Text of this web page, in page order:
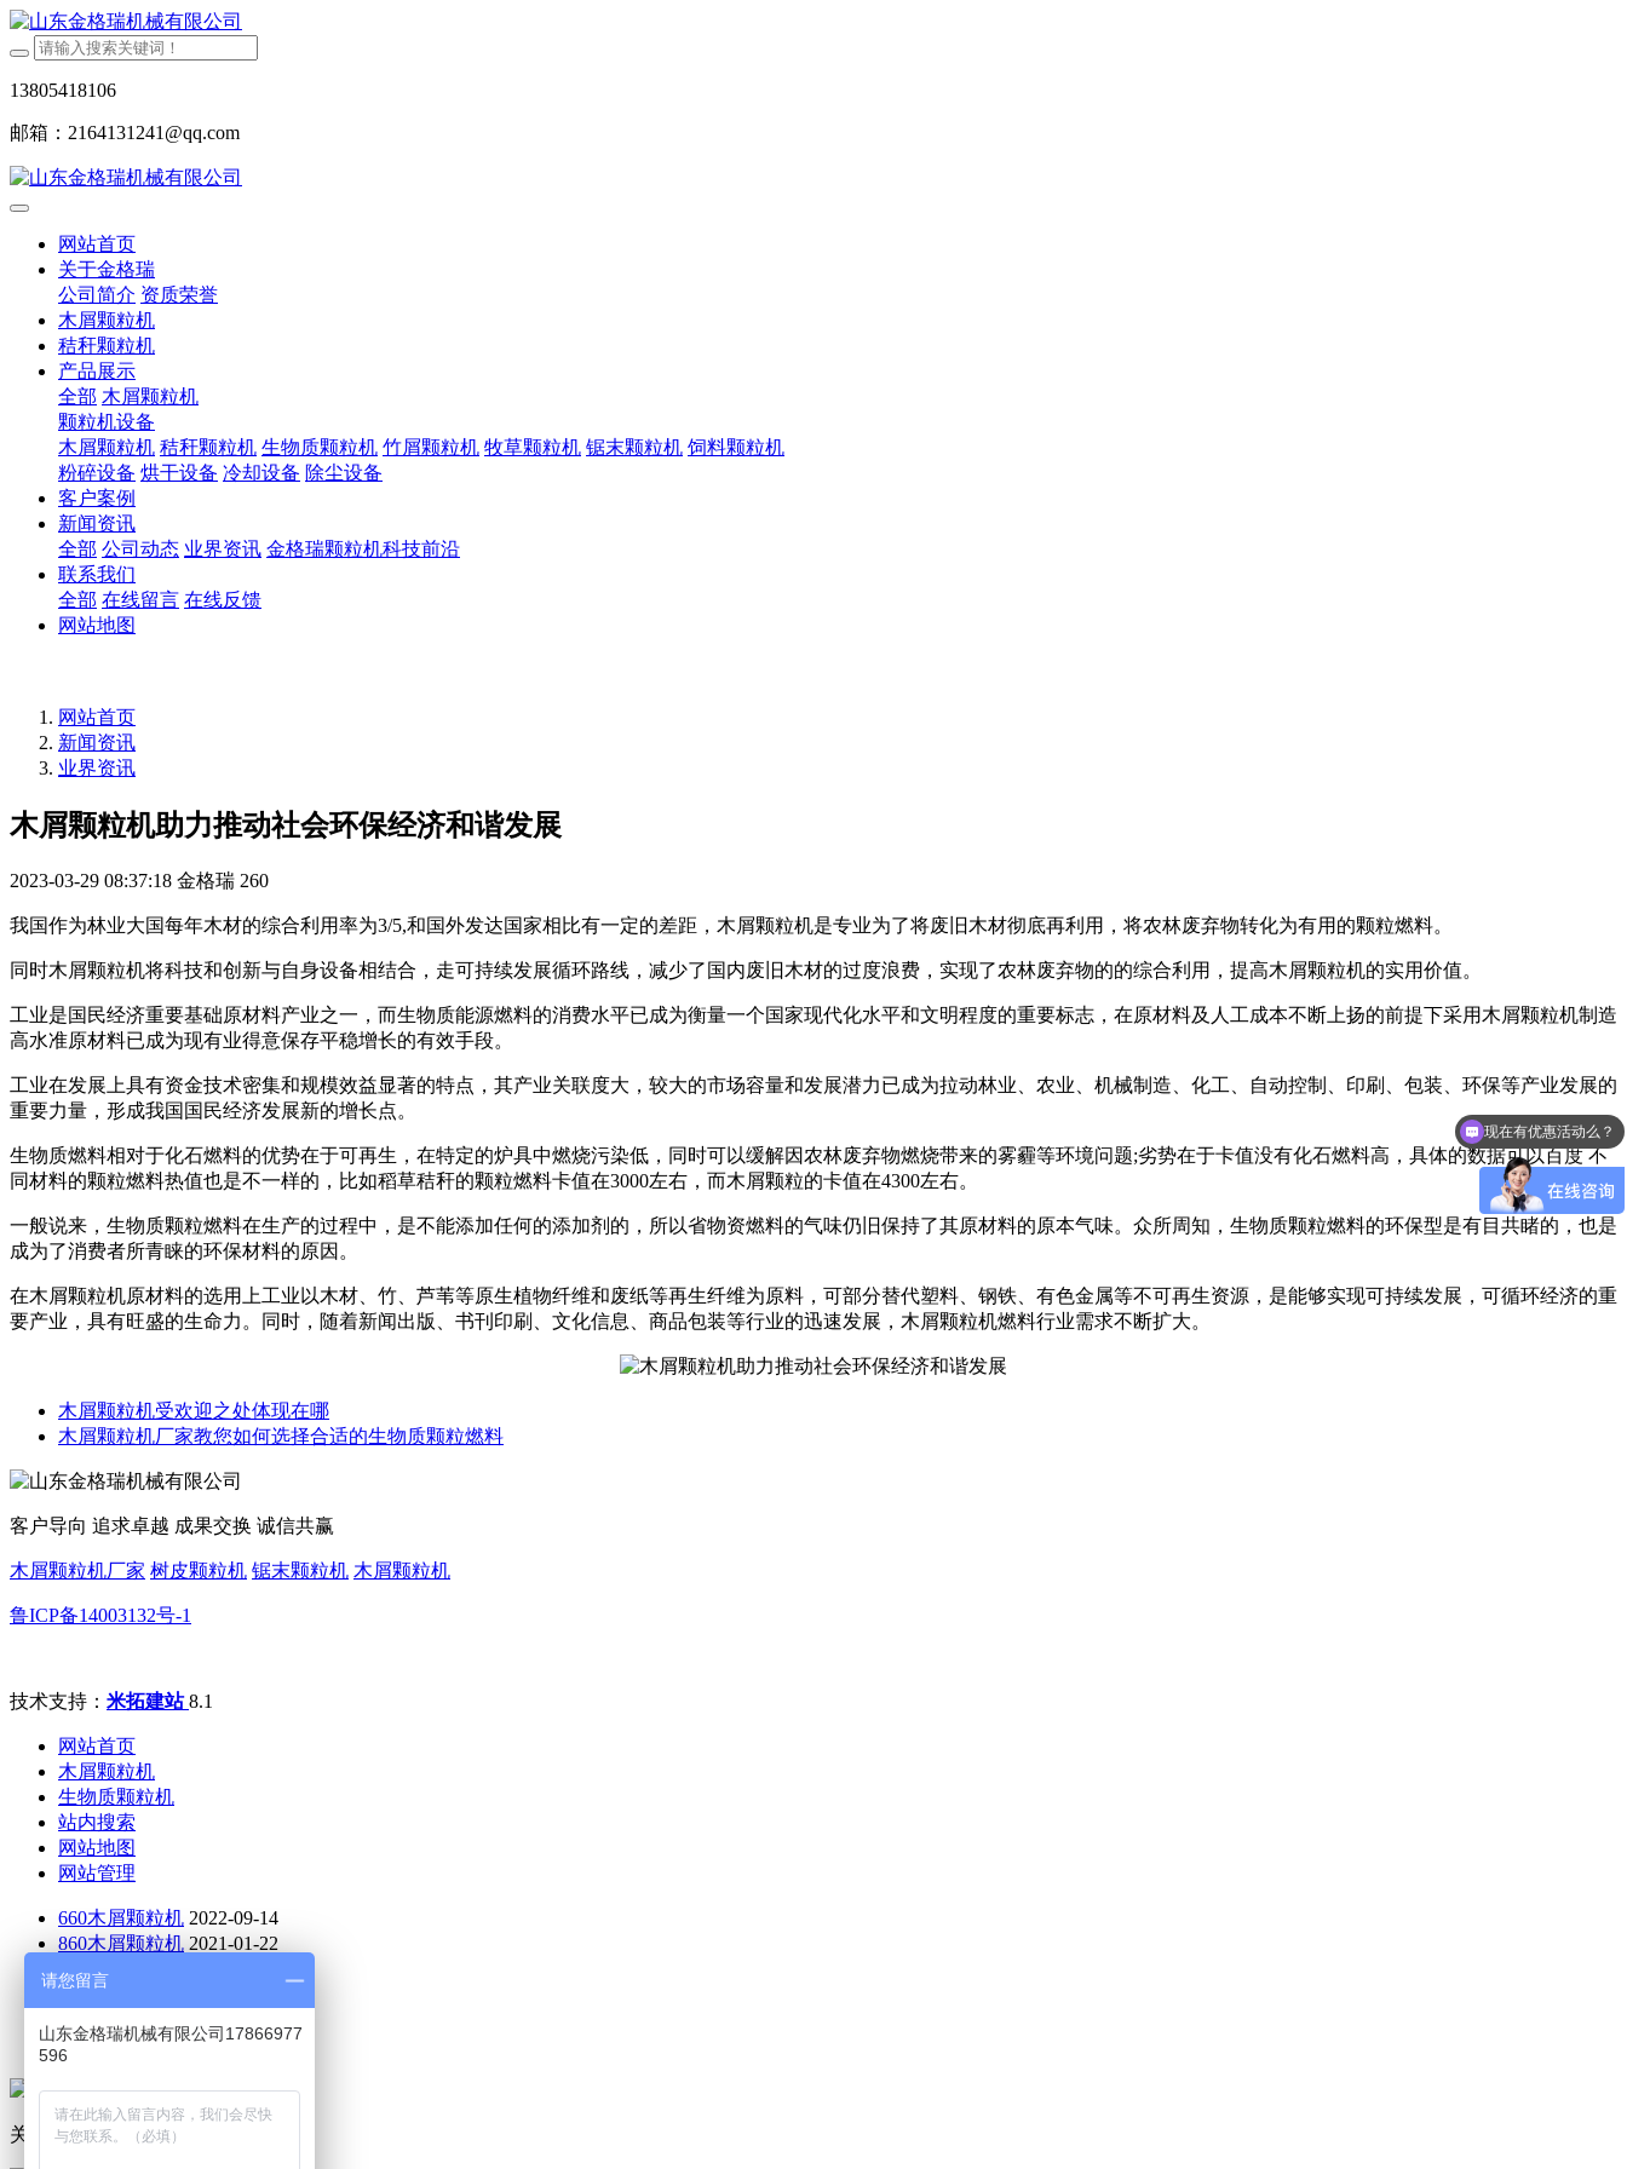
13805418106
邮箱：2164131241@qq.com
网站首页
关于金格瑞
公司简介 资质荣誉
木屑颗粒机
秸秆颗粒机
产品展示
全部 木屑颗粒机
颗粒机设备
木屑颗粒机 秸秆颗粒机 生物质颗粒机 竹屑颗粒机 牧草颗粒机 锯末颗粒机 饲料颗粒机
粉碎设备 烘干设备 冷却设备 除尘设备
客户案例
新闻资讯
全部 公司动态 业界资讯 金格瑞颗粒机科技前沿
联系我们
全部 在线留言 在线反馈
网站地图
网站首页
新闻资讯
业界资讯
木屑颗粒机助力推动社会环保经济和谐发展
2023-03-29 08:37:18 金格瑞 260
我国作为林业大国每年木材的综合利用率为3/5,和国外发达国家相比有一定的差距，木屑颗粒机是专业为了将废旧木材彻底再利用，将农林废弃物转化为有用的颗粒燃料。
同时木屑颗粒机将科技和创新与自身设备相结合，走可持续发展循环路线，减少了国内废旧木材的过度浪费，实现了农林废弃物的的综合利用，提高木屑颗粒机的实用价值。
工业是国民经济重要基础原材料产业之一，而生物质能源燃料的消费水平已成为衡量一个国家现代化水平和文明程度的重要标志，在原材料及人工成本不断上扬的前提下采用木屑颗粒机制造
高水准原材料已成为现有业得意保存平稳增长的有效手段。
工业在发展上具有资金技术密集和规模效益显著的特点，其产业关联度大，较大的市场容量和发展潜力已成为拉动林业、农业、机械制造、化工、自动控制、印刷、包装、环保等产业发展的
重要力量，形成我国国民经济发展新的增长点。
生物质燃料相对于化石燃料的优势在于可再生，在特定的炉具中燃烧污染低，同时可以缓解因农林废弃物燃烧带来的雾霾等环境问题;劣势在于卡值没有化石燃料高，具体的数据可以百度 不
同材料的颗粒燃料热值也是不一样的，比如稻草秸秆的颗粒燃料卡值在3000左右，而木屑颗粒的卡值在4300左右。
一般说来，生物质颗粒燃料在生产的过程中，是不能添加任何的添加剂的，所以省物资燃料的气味仍旧保持了其原材料的原本气味。众所周知，生物质颗粒燃料的环保型是有目共睹的，也是
成为了消费者所青睐的环保材料的原因。
在木屑颗粒机原材料的选用上工业以木材、竹、芦苇等原生植物纤维和废纸等再生纤维为原料，可部分替代塑料、钢铁、有色金属等不可再生资源，是能够实现可持续发展，可循环经济的重
要产业，具有旺盛的生命力。同时，随着新闻出版、书刊印刷、文化信息、商品包装等行业的迅速发展，木屑颗粒机燃料行业需求不断扩大。
木屑颗粒机受欢迎之处体现在哪
木屑颗粒机厂家教您如何选择合适的生物质颗粒燃料
客户导向 追求卓越 成果交换 诚信共赢
木屑颗粒机厂家 树皮颗粒机 锯末颗粒机 木屑颗粒机
鲁ICP备14003132号-1
技术支持： 米拓建站8.1
网站首页
木屑颗粒机
生物质颗粒机
站内搜索
网站地图
网站管理
660木屑颗粒机 2022-09-14
860木屑颗粒机 2021-01-22
470木屑颗粒机
760木屑颗粒机
木屑颗粒机哪家好 2021-01-12
关注公众号
现在有优惠活动么？
请您留言
山东金格瑞机械有限公司17866977
596